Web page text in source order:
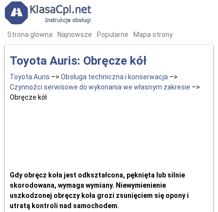
Strona glowna Najnowsze Popularne Mapa strony
Toyota Auris: Obręcze kół
Toyota Auris –> Obsługa techniczna i konserwacja –>
Czynnoźci serwisowe do wykonania we własnym zakresie –>
Obręcze kół
Gdy obręcz koła jest odkształcona, pęknięta lub silnie
skorodowana, wymaga wymiany. Niewymienienie
uszkodzonej obręczy koła grozi zsunięciem się opony i
utratą kontroli nad samochodem.